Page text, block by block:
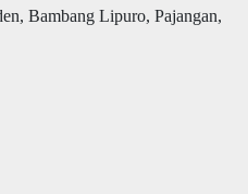
Bambang Lipuro, Pajangan,